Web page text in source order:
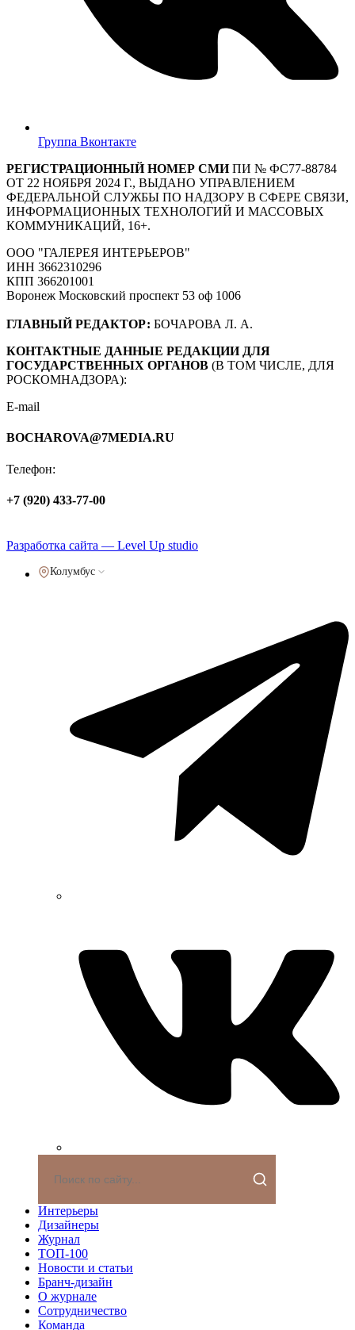
Группа Вконтакте
РЕГИСТРАЦИОННЫЙ НОМЕР СМИПИ № ФС77-88784
ОТ 22 НОЯБРЯ 2024 Г., ВЫДАНО УПРАВЛЕНИЕМ
ФЕДЕРАЛЬНОЙ СЛУЖБЫ ПО НАДЗОРУ В СФЕРЕ СВЯЗИ,
ИНФОРМАЦИОННЫХ ТЕХНОЛОГИЙ И МАССОВЫХ
КОММУНИКАЦИЙ, 16+.
ООО "ГАЛЕРЕЯ ИНТЕРЬЕРОВ"
ИНН 3662310296
КПП 366201001
Воронеж Московский проспект 53 оф 1006
ГЛАВНЫЙ РЕДАКТОР: БОЧАРОВА Л. А.
КОНТАКТНЫЕ ДАННЫЕ РЕДАКЦИИ ДЛЯ
ГОСУДАРСТВЕННЫХ ОРГАНОВ (В ТОМ ЧИСЛЕ, ДЛЯ
РОСКОМНАДЗОРА):
E-mail
BOCHAROVA@7MEDIA.RU
Телефон:
+7 (920) 433-77-00
Разработка сайта — Level Up studio
Колумбус
Интерьеры
Дизайнеры
Журнал
ТОП-100
Новости и статьи
Бранч-дизайн
О журнале
Сотрудничество
Команда